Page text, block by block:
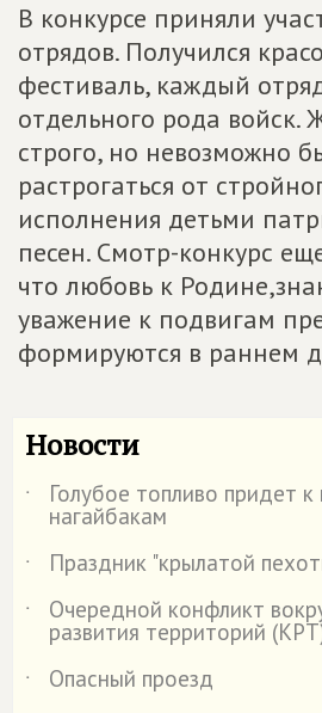
В конкурсе приняли
отрядов. Получился
фестиваль, каждый
отдельного рода войск.
строго, но невозможно
растрогаться от
исполнения детьми
песен. Смотр-конкурс
что любовь к
уважение к подвигам
формируются в раннем
Новости
˙ Голубое топливо придет
нагайбакам
˙
Праздник "крылатой
˙
Очередной конфликт
развития территорий
˙
Опасный проезд